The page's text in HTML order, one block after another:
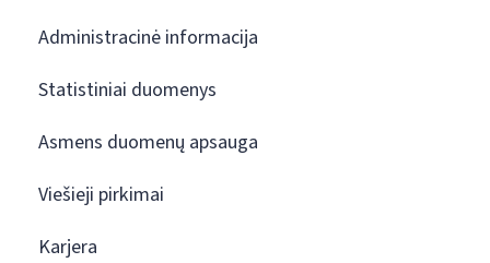
Administracinė informacija
Statistiniai duomenys
Asmens duomenų apsauga
Viešieji pirkimai
Karjera